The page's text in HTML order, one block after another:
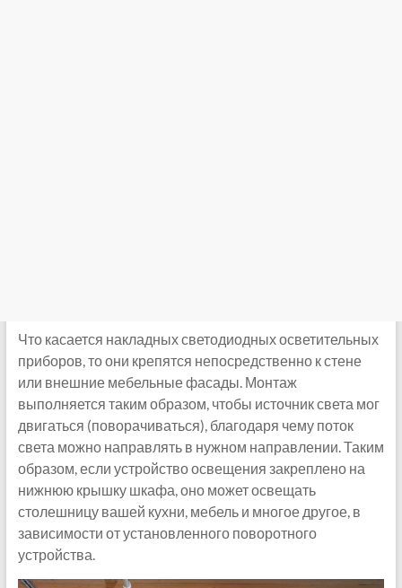
Что касается накладных светодиодных осветительных
приборов, то они крепятся непосредственно к стене
или внешние мебельные фасады. Монтаж
выполняется таким образом, чтобы источник света мог
двигаться (поворачиваться), благодаря чему поток
света можно направлять в нужном направлении. Таким
образом, если устройство освещения закреплено на
нижнюю крышку шкафа, оно может освещать
столешницу вашей кухни, мебель и многое другое, в
зависимости от установленного поворотного
устройства.